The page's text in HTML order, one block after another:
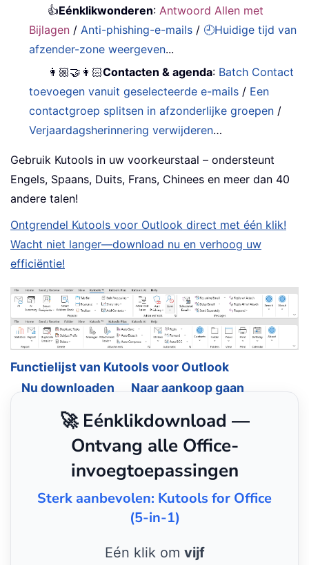
👍Eénklikwonderen: Antwoord Allen met
Bijlagen / Anti-phishing-e-mails / 🕘Huidige tijd van
afzender-zone weergeven...
👩🏼‍🤝‍👩🏻Contacten & agenda: Batch Contact
toevoegen vanuit geselecteerde e-mails / Een
contactgroep splitsen in afzonderlijke groepen /
Verjaardagsherinnering verwijderen…
Gebruik Kutools in uw voorkeurstaal – ondersteunt
Engels, Spaans, Duits, Frans, Chinees en meer dan 40
andere talen!
Ontgrendel Kutools voor Outlook direct met één klik!
Wacht niet langer—download nu en verhoog uw
efficiëntie!
Functielijst van Kutools voor Outlook
Nu downloaden
Naar aankoop gaan
🚀 Eénklikdownload —
Ontvang alle Office-
invoegtoepassingen
Sterk aanbevolen: Kutools for Office
(5-in-1)
Eén klik om vijf